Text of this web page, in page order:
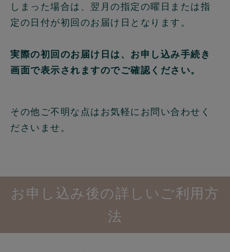
しまった場合は、翌月の指定の曜日または指
定の日付が初回のお届け日となります。
実際の初回のお届け日は、お申し込み手続き
画面で表示されますのでご確認ください。
その他ご不明な点はお気軽にお問い合わせく
ださいませ。
お申し込み後の詳しいご利用方
法